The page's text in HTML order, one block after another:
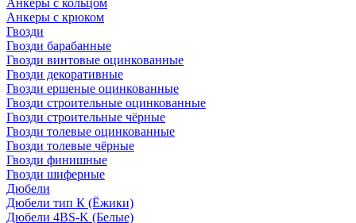
Анкеры с кольцом
Анкеры с крюком
Гвозди
Гвозди барабанные
Гвозди винтовые оцинкованные
Гвозди декоративные
Гвозди ершеные оцинкованные
Гвозди строительные оцинкованные
Гвозди строительные чёрные
Гвозди толевые оцинкованные
Гвозди толевые чёрные
Гвозди финишные
Гвозди шиферные
Дюбели
Дюбели тип К (Ёжики)
Дюбели 4BS-K (Белые)